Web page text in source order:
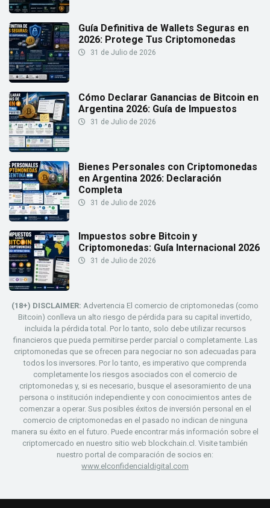
Guía Definitiva de Wallets Seguras en
2026: Protege Tus Criptomonedas
31 de Julio de 2026
Cómo Declarar Ganancias de Bitcoin en
Argentina 2026: Guía de Impuestos
31 de Julio de 2026
Bienes Personales con Criptomonedas
en Argentina 2026: Declaración
Completa
31 de Julio de 2026
Impuestos sobre Bitcoin y
Criptomonedas: Guía Internacional 2026
31 de Julio de 2026
(18+) DISCLAIMER: Advertencia El comercio de criptomonedas (como
Bitcoin) conlleva un alto riesgo de pérdida para su capital invertido,
incluida la pérdida total. Por lo tanto, solo debe utilizar recursos
financieros que pueda permitirse perder parcial o completamente. Las
criptomonedas que se ofrecen para negociar no son adecuadas para
todos los inversores. Por lo tanto, es imperativo que comprenda
completamente los riesgos asociados con el comercio de
criptomonedas y, si es necesario, busque el asesoramiento de una
persona o institución independiente y con conocimientos antes de
comenzar a operar. Sus posibles éxitos de inversión personal en el
comercio de criptomonedas en el pasado no indican de ninguna
manera su éxito en el futuro. Puede encontrar más información sobre el
criptomercado en nuestro sitio web blockchain.cl. Visite también
nuestro portal de comparación de socios en:
www.elconfidencialdigital.com